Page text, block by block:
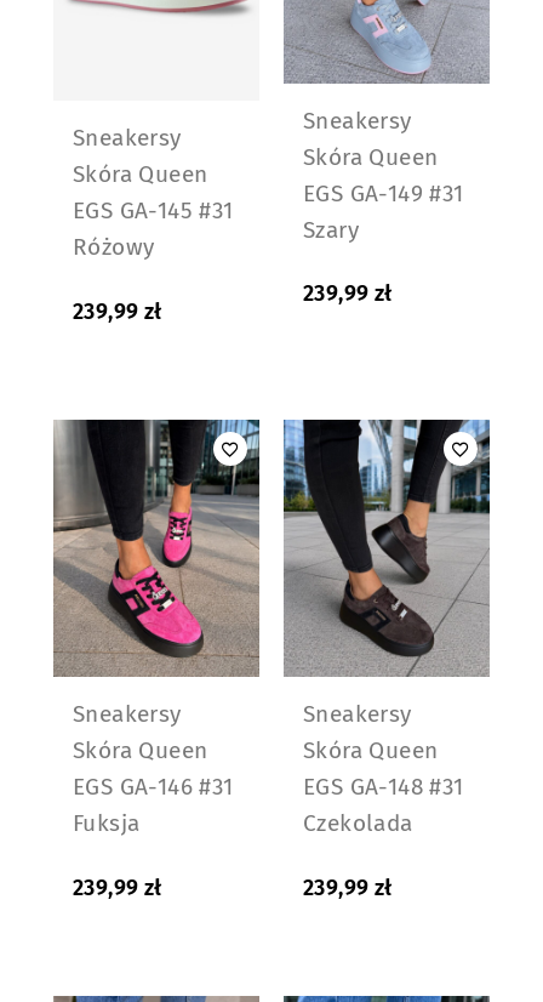
Sneakersy
Skóra Queen
EGS GA-145 #31
Różowy
239,99 zł
Sneakersy
Skóra Queen
EGS GA-149 #31
Szary
239,99 zł
Sneakersy
Skóra Queen
EGS GA-146 #31
Fuksja
239,99 zł
Sneakersy
Skóra Queen
EGS GA-148 #31
Czekolada
239,99 zł